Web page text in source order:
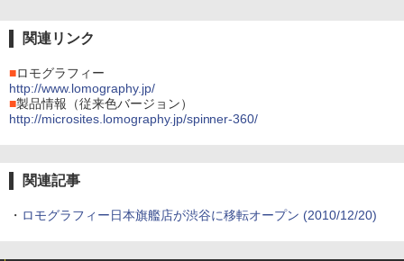
関連リンク
■ロモグラフィー
http://www.lomography.jp/
■製品情報（従来色バージョン）
http://microsites.lomography.jp/spinner-360/
関連記事
・ ロモグラフィー日本旗艦店が渋谷に移転オープン (2010/12/20)